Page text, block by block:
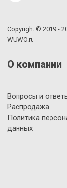
Copyright © 2019 -
WUWO.ru
О компании
Вопросы и
Распродажа
Политика
данных